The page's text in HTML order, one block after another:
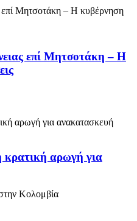
επί Μητσοτάκη – Η
αρωγή για